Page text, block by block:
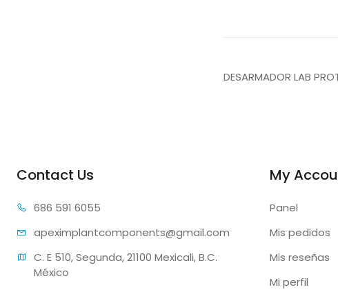
DESARMADOR LAB
Contact Us
686 591 6055
apeximplantcomponents@gmail.com
C. E 510, Segunda, 21100 Mexicali, B.C.
México
My
Panel
Mis pedidos
Mis reseñas
Mi perfil